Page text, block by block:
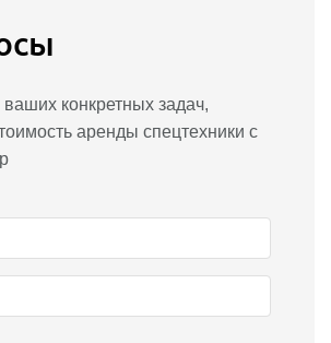
конкретных задач,
аренды спецтехники с